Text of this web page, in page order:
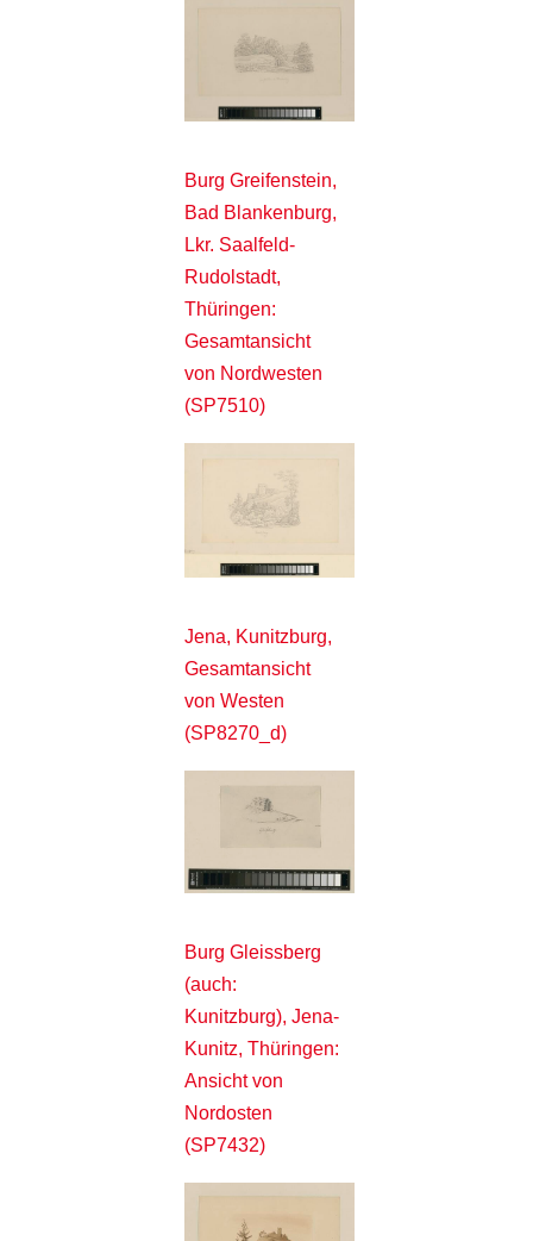
Burg Greifenstein,
Bad Blankenburg,
Lkr. Saalfeld-
Rudolstadt,
Thüringen:
Gesamtansicht
von Nordwesten
(SP7510)
Jena, Kunitzburg,
Gesamtansicht
von Westen
(SP8270_d)
Burg Gleissberg
(auch:
Kunitzburg), Jena-
Kunitz, Thüringen:
Ansicht von
Nordosten
(SP7432)